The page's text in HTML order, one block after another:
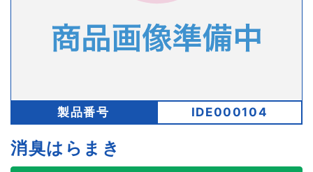
製品番号 IDE000104
消臭はらまき